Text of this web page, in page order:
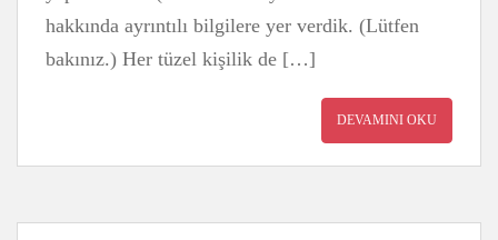
hakkında ayrıntılı bilgilere yer verdik. (Lütfen
bakınız.) Her tüzel kişilik de […]
DEVAMINI OKU